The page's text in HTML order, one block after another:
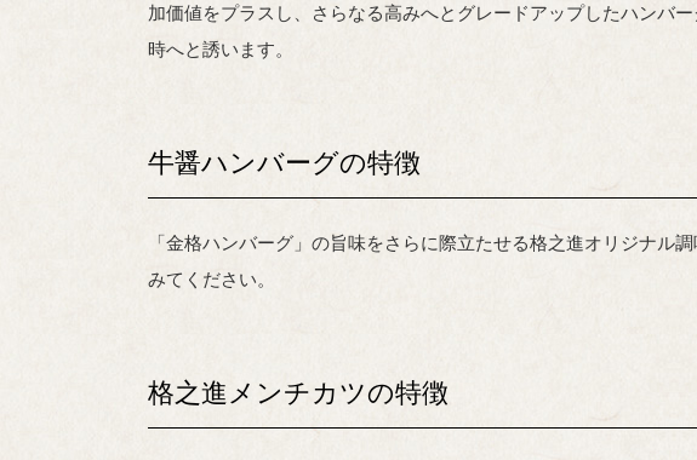
加価値をプラスし、さらなる高みへとグレードアップしたハンバ
時へと誘います。
牛醤ハンバーグの特徴
「金格ハンバーグ」の旨味をさらに際立たせる格之進オリジナル
みてください。
格之進メンチカツの特徴